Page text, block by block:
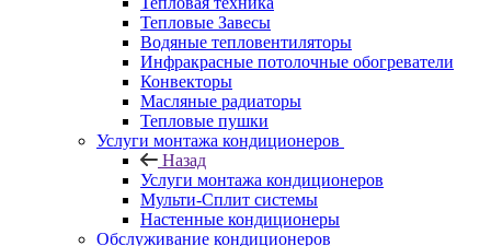
Тепловые Завесы
Водяные тепловентиляторы
Инфракрасные потолочные обогреватели
Конвекторы
Масляные радиаторы
Тепловые пушки
Услуги монтажа кондиционеров
Назад
Услуги монтажа кондиционеров
Мульти-Сплит системы
Настенные кондиционеры
Обслуживание кондиционеров